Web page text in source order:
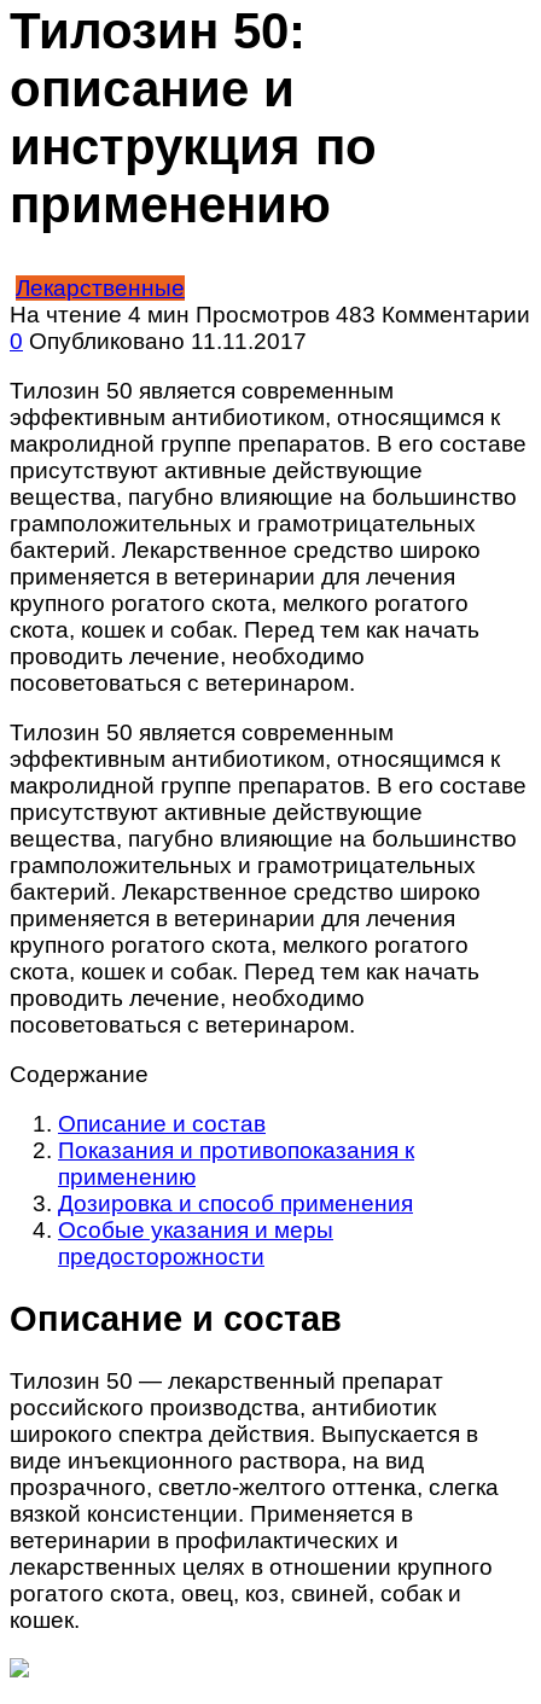
Тилозин 50:
описание и
инструкция по
применению
Лекарственные
На чтение 4 мин Просмотров 483 Комментарии
0 Опубликовано 11.11.2017
Тилозин 50 является современным
эффективным антибиотиком, относящимся к
макролидной группе препаратов. В его составе
присутствуют активные действующие
вещества, пагубно влияющие на большинство
грамположительных и грамотрицательных
бактерий. Лекарственное средство широко
применяется в ветеринарии для лечения
крупного рогатого скота, мелкого рогатого
скота, кошек и собак. Перед тем как начать
проводить лечение, необходимо
посоветоваться с ветеринаром.
Тилозин 50 является современным
эффективным антибиотиком, относящимся к
макролидной группе препаратов. В его составе
присутствуют активные действующие
вещества, пагубно влияющие на большинство
грамположительных и грамотрицательных
бактерий. Лекарственное средство широко
применяется в ветеринарии для лечения
крупного рогатого скота, мелкого рогатого
скота, кошек и собак. Перед тем как начать
проводить лечение, необходимо
посоветоваться с ветеринаром.
Содержание
Описание и состав
Показания и противопоказания к
применению
Дозировка и способ применения
Особые указания и меры
предосторожности
Описание и состав
Тилозин 50 — лекарственный препарат
российского производства, антибиотик
широкого спектра действия. Выпускается в
виде инъекционного раствора, на вид
прозрачного, светло-желтого оттенка, слегка
вязкой консистенции. Применяется в
ветеринарии в профилактических и
лекарственных целях в отношении крупного
рогатого скота, овец, коз, свиней, собак и
кошек.